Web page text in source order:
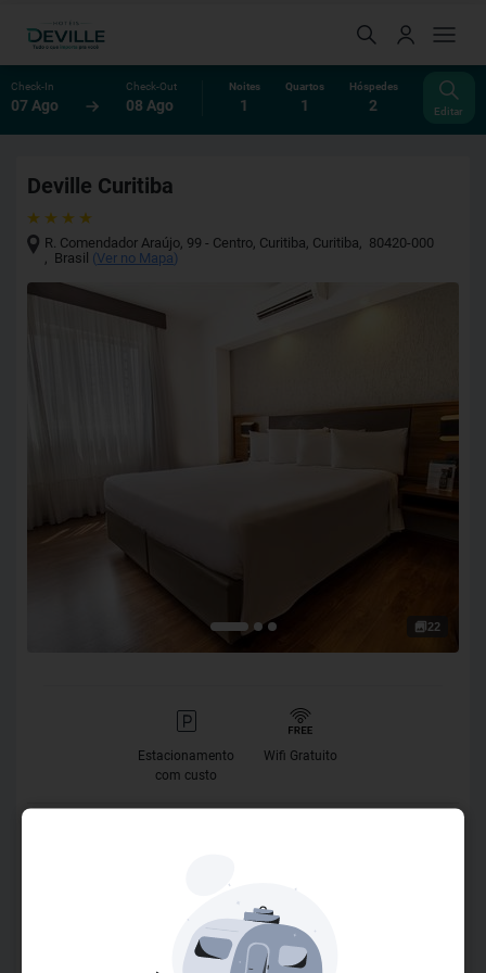
Check-In
07 Ago
Check-Out
08 Ago
Noites
1
Quartos
1
Hóspedes
2 Editar
Deville Curitiba
R. Comendador Araújo, 99 - Centro, Curitiba, Curitiba, 80420-000
, Brasil (Ver no Mapa)
22
Estacionamento
com custo
Wifi Gratuito
Localizado no coração da cidade, o Deville Curitiba está
próximo à Rua das Flores, ao centro financeiro e possui
acesso fácil aos principais pontos turísticos. Ideal para